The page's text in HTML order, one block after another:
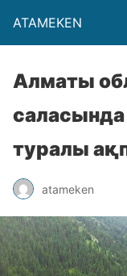
ATAMEKEN
Алматы
туралы
atameken